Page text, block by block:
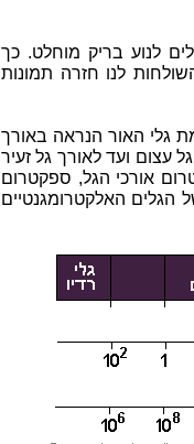
לנוע בריק מוחלט. כך
לנו חזרה תמונות
גלי האור הנראה באורך
עצום ועד לאורך גל זעיר
אורכי הגל, ספקטרום
הגלים האלקטרומגנטיים